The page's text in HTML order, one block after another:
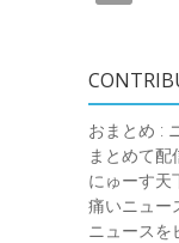
おまとめ :
まとめて配
にゅーす天
痛いニュー
ニュースを